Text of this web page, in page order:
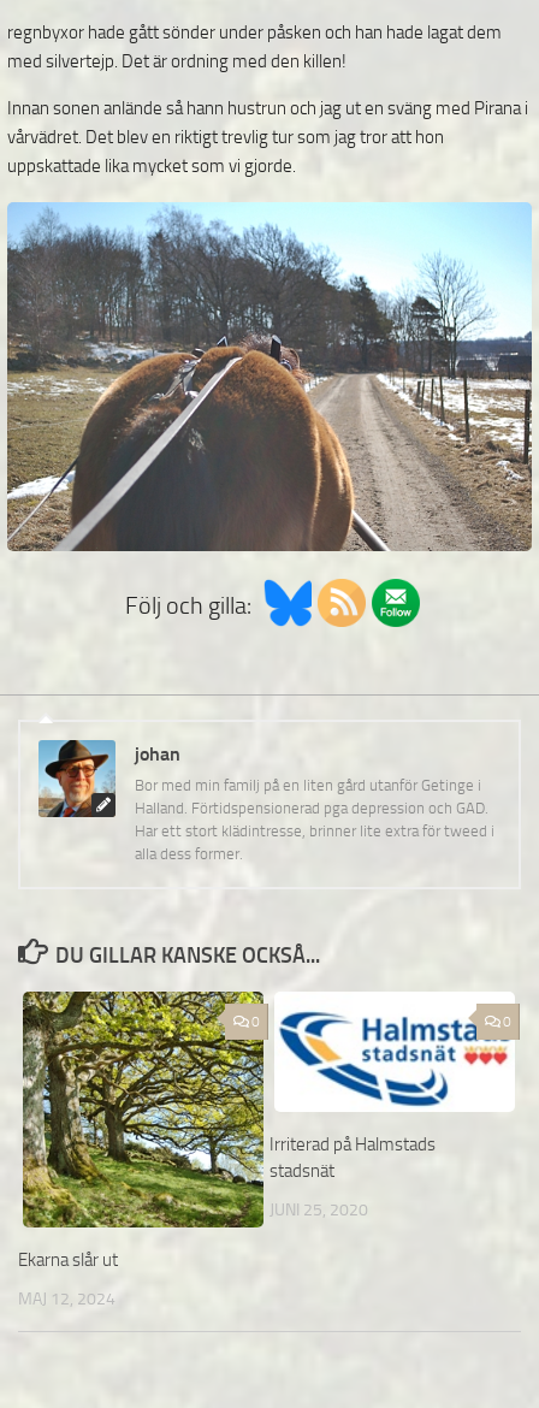
regnbyxor hade gått sönder under påsken och han hade lagat dem
med silvertejp. Det är ordning med den killen!
Innan sonen anlände så hann hustrun och jag ut en sväng med Pirana i
vårvädret. Det blev en riktigt trevlig tur som jag tror att hon
uppskattade lika mycket som vi gjorde.
Följ och gilla:
johan
Bor med min familj på en liten gård utanför Getinge i
Halland. Förtidspensionerad pga depression och GAD.
Har ett stort klädintresse, brinner lite extra för tweed i
alla dess former.
DU GILLAR KANSKE OCKSÅ...
0
Ekarna slår ut
MAJ 12, 2024
0
Irriterad på Halmstads
stadsnät
JUNI 25, 2020